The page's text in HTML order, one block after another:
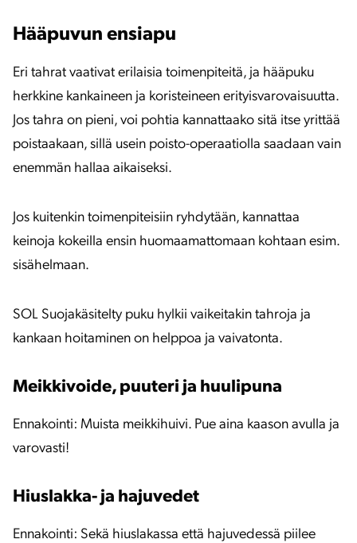
Hääpuvun ensiapu
Eri tahrat vaativat erilaisia toimenpiteitä, ja hääpuku
herkkine kankaineen ja koristeineen erityisvarovaisuutta.
Jos tahra on pieni, voi pohtia kannattaako sitä itse yrittää
poistaakaan, sillä usein poisto-operaatiolla saadaan vain
enemmän hallaa aikaiseksi.
Jos kuitenkin toimenpiteisiin ryhdytään, kannattaa
keinoja kokeilla ensin huomaamattomaan kohtaan esim.
sisähelmaan.
SOL Suojakäsitelty puku hylkii vaikeitakin tahroja ja
kankaan hoitaminen on helppoa ja vaivatonta.
Meikkivoide, puuteri ja huulipuna
Ennakointi: Muista meikkihuivi. Pue aina kaason avulla ja
varovasti!
Hiuslakka- ja hajuvedet
Ennakointi: Sekä hiuslakassa että hajuvedessä piilee